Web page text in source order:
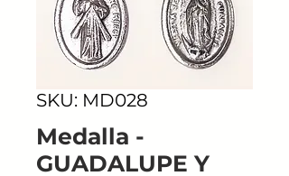
SKU: MD028
Medalla -
GUADALUPE Y